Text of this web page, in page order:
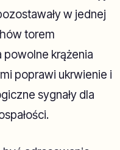
w jednej
torem
krążenia
poprawi ukrwienie i
sygnały dla